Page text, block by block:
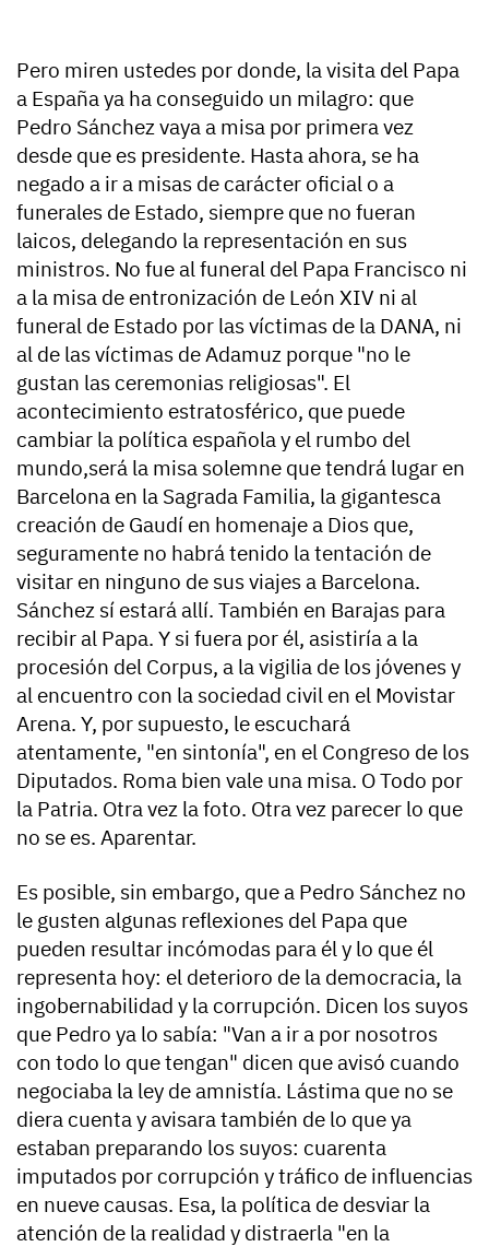
Pero miren ustedes por donde, la visita del Papa
a España ya ha conseguido un milagro: que
Pedro Sánchez vaya a misa por primera vez
desde que es presidente. Hasta ahora, se ha
negado a ir a misas de carácter oficial o a
funerales de Estado, siempre que no fueran
laicos, delegando la representación en sus
ministros. No fue al funeral del Papa Francisco ni
a la misa de entronización de León XIV ni al
funeral de Estado por las víctimas de la DANA, ni
al de las víctimas de Adamuz porque "no le
gustan las ceremonias religiosas". El
acontecimiento estratosférico, que puede
cambiar la política española y el rumbo del
mundo,será la misa solemne que tendrá lugar en
Barcelona en la Sagrada Familia, la gigantesca
creación de Gaudí en homenaje a Dios que,
seguramente no habrá tenido la tentación de
visitar en ninguno de sus viajes a Barcelona.
Sánchez sí estará allí. También en Barajas para
recibir al Papa. Y si fuera por él, asistiría a la
procesión del Corpus, a la vigilia de los jóvenes y
al encuentro con la sociedad civil en el Movistar
Arena. Y, por supuesto, le escuchará
atentamente, "en sintonía", en el Congreso de los
Diputados. Roma bien vale una misa. O Todo por
la Patria. Otra vez la foto. Otra vez parecer lo que
no se es. Aparentar.
Es posible, sin embargo, que a Pedro Sánchez no
le gusten algunas reflexiones del Papa que
pueden resultar incómodas para él y lo que él
representa hoy: el deterioro de la democracia, la
ingobernabilidad y la corrupción. Dicen los suyos
que Pedro ya lo sabía: "Van a ir a por nosotros
con todo lo que tengan" dicen que avisó cuando
negociaba la ley de amnistía. Lástima que no se
diera cuenta y avisara también de lo que ya
estaban preparando los suyos: cuarenta
imputados por corrupción y tráfico de influencias
en nueve causas. Esa, la política de desviar la
atención de la realidad y distraerla "en la